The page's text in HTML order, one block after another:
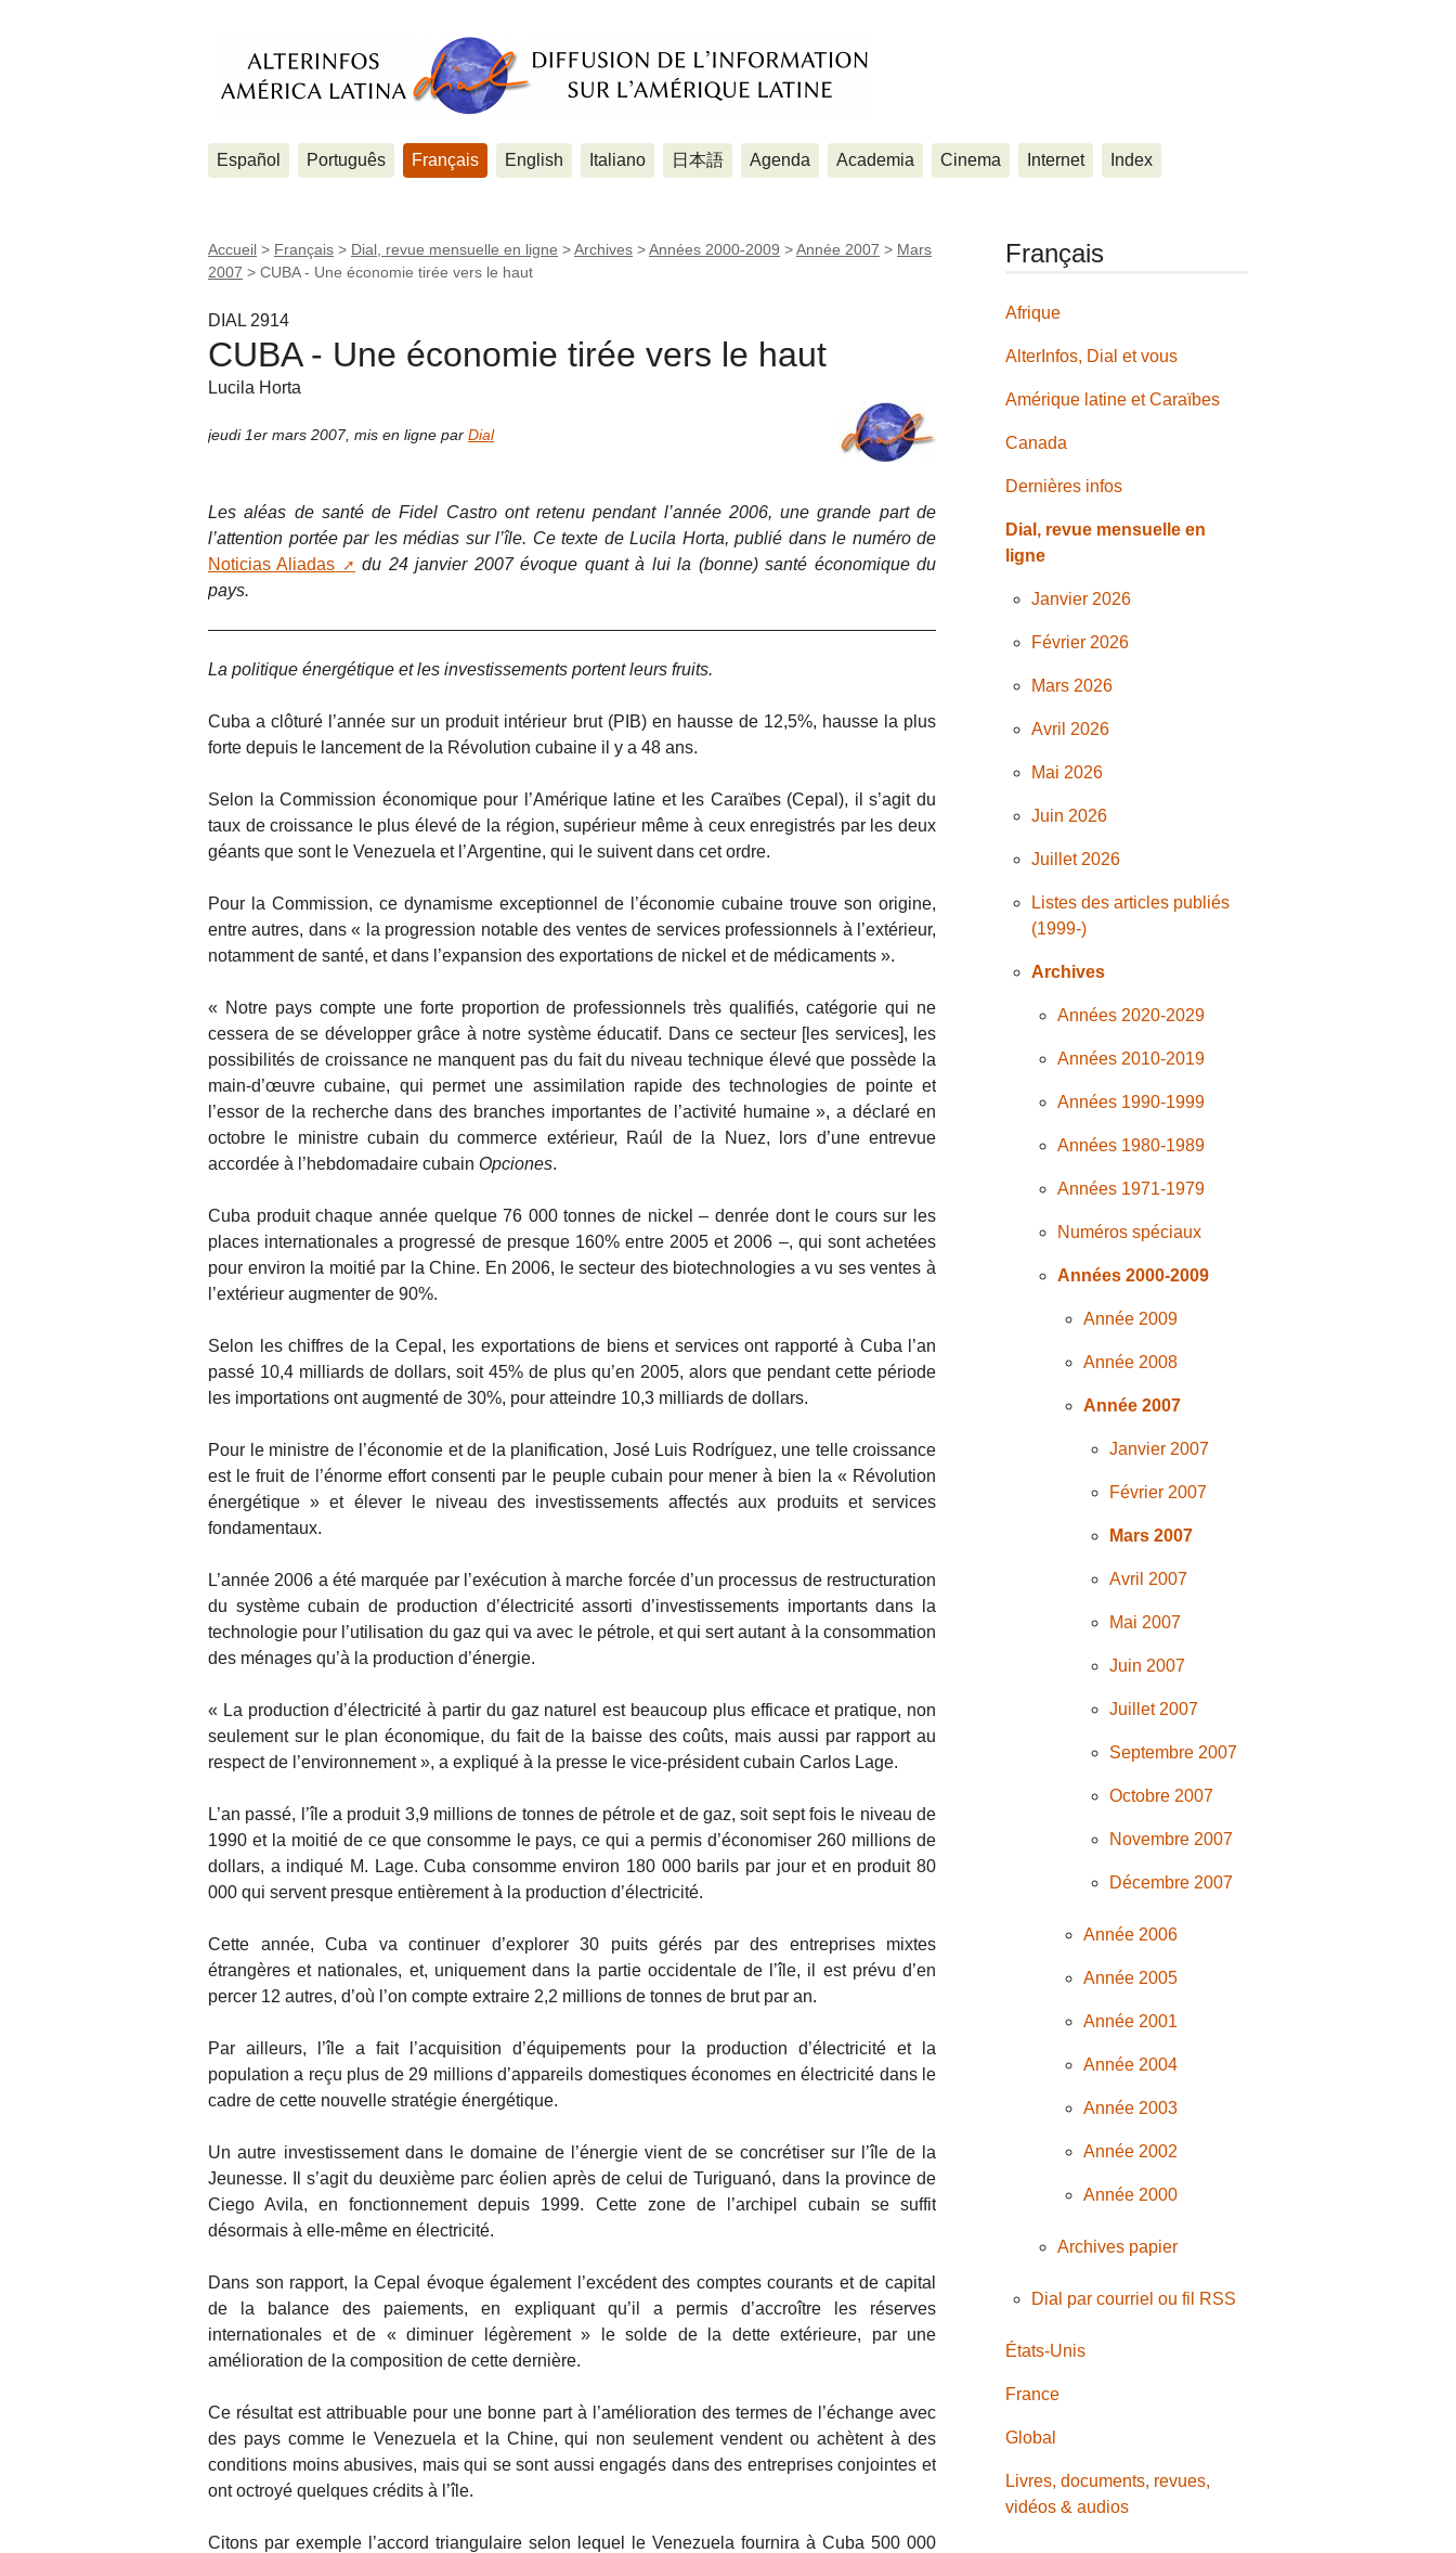
Español Português Français English Italiano 日本語 Agenda Academia Cinema Internet Index
Accueil > Français > Dial, revue mensuelle en ligne >Archives >Années 2000-2009 >Année 2007 > Mars
2007 > CUBA - Une économie tirée vers le haut
DIAL 2914
CUBA - Une économie tirée vers le haut
Lucila Horta
jeudi 1er mars 2007, mis en ligne par Dial
Les aléas de santé de Fidel Castro ont retenu pendant l’année 2006, une grande part de
l’attention portée par les médias sur l’île. Ce texte de Lucila Horta, publié dans le numéro de
Noticias Aliadas
du 24 janvier 2007 évoque quant à lui la (bonne) santé économique du
pays.
La politique énergétique et les investissements portent leurs fruits.
Cuba a clôturé l’année sur un produit intérieur brut (PIB) en hausse de 12,5%, hausse la plus
forte depuis le lancement de la Révolution cubaine il y a 48 ans.
Selon la Commission économique pour l’Amérique latine et les Caraïbes (Cepal), il s’agit du
taux de croissance le plus élevé de la région, supérieur même à ceux enregistrés par les deux
géants que sont le Venezuela et l’Argentine, qui le suivent dans cet ordre.
Pour la Commission, ce dynamisme exceptionnel de l’économie cubaine trouve son origine,
entre autres, dans « la progression notable des ventes de services professionnels à l’extérieur,
notamment de santé, et dans l’expansion des exportations de nickel et de médicaments ».
« Notre pays compte une forte proportion de professionnels très qualifiés, catégorie qui ne
cessera de se développer grâce à notre système éducatif. Dans ce secteur [les services], les
possibilités de croissance ne manquent pas du fait du niveau technique élevé que possède la
main-d’œuvre cubaine, qui permet une assimilation rapide des technologies de pointe et
l’essor de la recherche dans des branches importantes de l’activité humaine », a déclaré en
octobre le ministre cubain du commerce extérieur, Raúl de la Nuez, lors d’une entrevue
accordée à l’hebdomadaire cubain Opciones.
Cuba produit chaque année quelque 76 000 tonnes de nickel – denrée dont le cours sur les
places internationales a progressé de presque 160% entre 2005 et 2006 –, qui sont achetées
pour environ la moitié par la Chine. En 2006, le secteur des biotechnologies a vu ses ventes à
l’extérieur augmenter de 90%.
Selon les chiffres de la Cepal, les exportations de biens et services ont rapporté à Cuba l’an
passé 10,4 milliards de dollars, soit 45% de plus qu’en 2005, alors que pendant cette période
les importations ont augmenté de 30%, pour atteindre 10,3 milliards de dollars.
Pour le ministre de l’économie et de la planification, José Luis Rodríguez, une telle croissance
est le fruit de l’énorme effort consenti par le peuple cubain pour mener à bien la « Révolution
énergétique » et élever le niveau des investissements affectés aux produits et services
fondamentaux.
L’année 2006 a été marquée par l’exécution à marche forcée d’un processus de restructuration
du système cubain de production d’électricité assorti d’investissements importants dans la
technologie pour l’utilisation du gaz qui va avec le pétrole, et qui sert autant à la consommation
des ménages qu’à la production d’énergie.
« La production d’électricité à partir du gaz naturel est beaucoup plus efficace et pratique, non
seulement sur le plan économique, du fait de la baisse des coûts, mais aussi par rapport au
respect de l’environnement », a expliqué à la presse le vice-président cubain Carlos Lage.
L’an passé, l’île a produit 3,9 millions de tonnes de pétrole et de gaz, soit sept fois le niveau de
1990 et la moitié de ce que consomme le pays, ce qui a permis d’économiser 260 millions de
dollars, a indiqué M. Lage. Cuba consomme environ 180 000 barils par jour et en produit 80
000 qui servent presque entièrement à la production d’électricité.
Cette année, Cuba va continuer d’explorer 30 puits gérés par des entreprises mixtes
étrangères et nationales, et, uniquement dans la partie occidentale de l’île, il est prévu d’en
percer 12 autres, d’où l’on compte extraire 2,2 millions de tonnes de brut par an.
Par ailleurs, l’île a fait l’acquisition d’équipements pour la production d’électricité et la
population a reçu plus de 29 millions d’appareils domestiques économes en électricité dans le
cadre de cette nouvelle stratégie énergétique.
Un autre investissement dans le domaine de l’énergie vient de se concrétiser sur l’île de la
Jeunesse. Il s’agit du deuxième parc éolien après de celui de Turiguanó, dans la province de
Ciego Avila, en fonctionnement depuis 1999. Cette zone de l’archipel cubain se suffit
désormais à elle-même en électricité.
Dans son rapport, la Cepal évoque également l’excédent des comptes courants et de capital
de la balance des paiements, en expliquant qu’il a permis d’accroître les réserves
internationales et de « diminuer légèrement » le solde de la dette extérieure, par une
amélioration de la composition de cette dernière.
Ce résultat est attribuable pour une bonne part à l’amélioration des termes de l’échange avec
des pays comme le Venezuela et la Chine, qui non seulement vendent ou achètent à des
conditions moins abusives, mais qui se sont aussi engagés dans des entreprises conjointes et
ont octroyé quelques crédits à l’île.
Citons par exemple l’accord triangulaire selon lequel le Venezuela fournira à Cuba 500 000
Français
Afrique
AlterInfos, Dial et vous
Amérique latine et Caraïbes
Canada
Dernières infos
Dial, revue mensuelle en
ligne
Janvier 2026
Février 2026
Mars 2026
Avril 2026
Mai 2026
Juin 2026
Juillet 2026
Listes des articles publiés
(1999-)
Archives
Années 2020-2029
Années 2010-2019
Années 1990-1999
Années 1980-1989
Années 1971-1979
Numéros spéciaux
Années 2000-2009
Année 2009
Année 2008
Année 2007
Janvier 2007
Février 2007
Mars 2007
Avril 2007
Mai 2007
Juin 2007
Juillet 2007
Septembre 2007
Octobre 2007
Novembre 2007
Décembre 2007
Année 2006
Année 2005
Année 2001
Année 2004
Année 2003
Année 2002
Année 2000
Archives papier
Dial par courriel ou fil RSS
États-Unis
France
Global
Livres, documents, revues,
vidéos & audios